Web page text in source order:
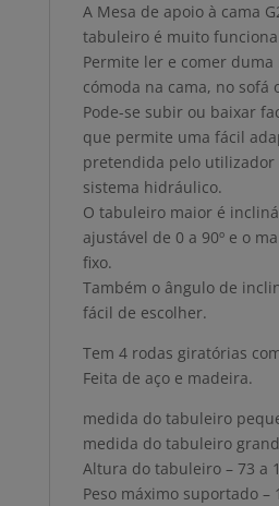
A Mesa de apoio à cama
tabuleiro é muito
Permite ler e comer
cómoda na cama, no sofá
Pode-se subir ou baixar
que permite uma fácil
pretendida pelo utilizador
sistema hidráulico.
O tabuleiro maior é
ajustável de 0 a 90º e o
fixo.
Também o ângulo de
fácil de escolher.
Tem 4 rodas giratórias
Feita de aço e madeira.
medida do tabuleiro
medida do tabuleiro
Altura do tabuleiro – 73 a
Peso máximo suportado –